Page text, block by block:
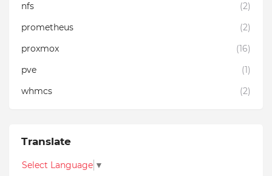
nfs
(2)
prometheus
(2)
proxmox
(16)
pve
(1)
whmcs
(2)
Translate
Select Language ▼